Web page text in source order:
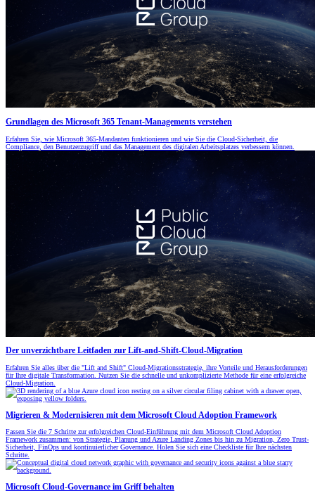
Grundlagen des Microsoft 365 Tenant-Managements verstehen
Erfahren Sie, wie Microsoft 365-Mandanten funktionieren und wie Sie die Cloud-Sicherheit, die
Compliance, den Benutzerzugriff und das Management des digitalen Arbeitsplatzes verbessern können.
Der unverzichtbare Leitfaden zur Lift-and-Shift-Cloud-Migration
Erfahren Sie alles über die "Lift and Shift" Cloud-Migrationsstrategie, ihre Vorteile und Herausforderungen
für Ihre digitale Transformation. Nutzen Sie die schnelle und unkomplizierte Methode für eine erfolgreiche
Cloud-Migration.
Migrieren & Modernisieren mit dem Microsoft Cloud Adoption Framework
Fassen Sie die 7 Schritte zur erfolgreichen Cloud-Einführung mit dem Microsoft Cloud Adoption
Framework zusammen: von Strategie, Planung und Azure Landing Zones bis hin zu Migration, Zero Trust-
Sicherheit, FinOps und kontinuierlicher Governance. Holen Sie sich eine Checkliste für Ihre nächsten
Schritte.
Microsoft Cloud-Governance im Griff behalten